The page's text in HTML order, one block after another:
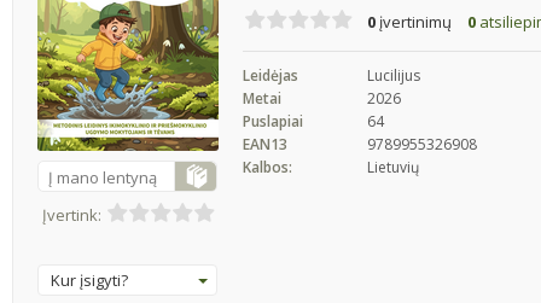
Į mano lentyną
Įvertink:
Kur įsigyti?
0 įvertinimų 0
Leidėjas
Lucilijus
Metai
2026
Puslapiai
64
EAN13
9789955326908
Kalbos:
Lietuvių